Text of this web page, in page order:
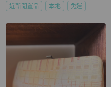
近新閒置品 本地 免運